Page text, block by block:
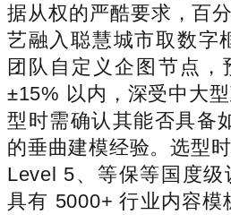
据从权的严酷要求，百
艺融入聪慧城市取数字
团队自定义企图节点，
±15% 以内，深受中大
型时需确认其能否具备
的垂曲建模经验。选型
Level 5、等保等国度
具有 5000+ 行业内容模